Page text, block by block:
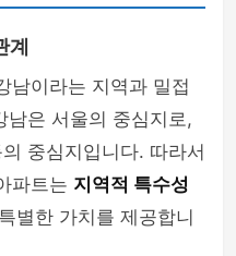
남이라는 지역과 밀접
남은 서울의 중심지로,
중심지입니다. 따라서
파트는 지역적 특수성
별한 가치를 제공합니